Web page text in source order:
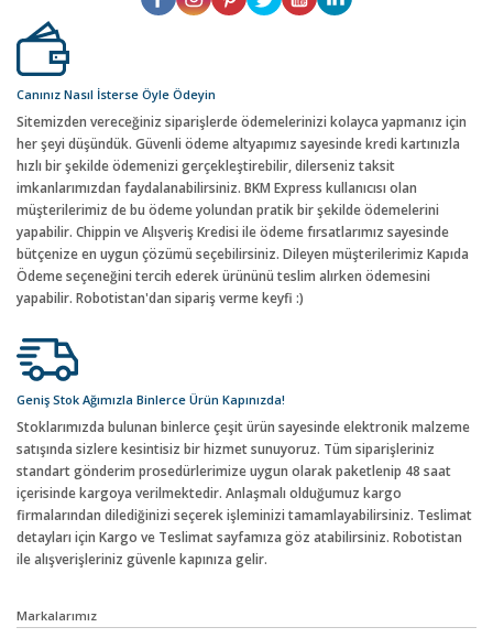
Canınız Nasıl İsterse Öyle Ödeyin
Sitemizden vereceğiniz siparişlerde ödemelerinizi kolayca yapmanız için
her şeyi düşündük. Güvenli ödeme altyapımız sayesinde kredi kartınızla
hızlı bir şekilde ödemenizi gerçekleştirebilir, dilerseniz taksit
imkanlarımızdan faydalanabilirsiniz. BKM Express kullanıcısı olan
müşterilerimiz de bu ödeme yolundan pratik bir şekilde ödemelerini
yapabilir. Chippin ve Alışveriş Kredisi ile ödeme fırsatlarımız sayesinde
bütçenize en uygun çözümü seçebilirsiniz. Dileyen müşterilerimiz Kapıda
Ödeme seçeneğini tercih ederek ürününü teslim alırken ödemesini
yapabilir. Robotistan'dan sipariş verme keyfi :)
Geniş Stok Ağımızla Binlerce Ürün Kapınızda!
Stoklarımızda bulunan binlerce çeşit ürün sayesinde elektronik malzeme
satışında sizlere kesintisiz bir hizmet sunuyoruz. Tüm siparişleriniz
standart gönderim prosedürlerimize uygun olarak paketlenip 48 saat
içerisinde kargoya verilmektedir. Anlaşmalı olduğumuz kargo
firmalarından dilediğinizi seçerek işleminizi tamamlayabilirsiniz. Teslimat
detayları için Kargo ve Teslimat sayfamıza göz atabilirsiniz. Robotistan
ile alışverişleriniz güvenle kapınıza gelir.
Markalarımız